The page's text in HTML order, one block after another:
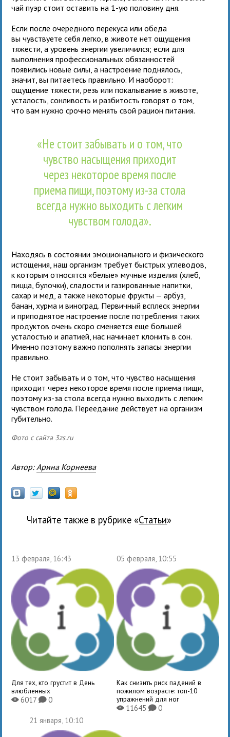
чай пуэр стоит оставить на 1-ую половину дня.
Если после очередного перекуса или обеда
вы чувствуете себя легко, в животе нет ощущения
тяжести, а уровень энергии увеличился; если для
выполнения профессиональных обязанностей
появились новые силы, а настроение поднялось,
значит, вы питаетесь правильно. И наоборот:
ощущение тяжести, резь или покалывание в животе,
усталость, сонливость и разбитость говорят о том,
что вам нужно срочно менять свой рацион питания.
«Не стоит забывать и о том, что
чувство насыщения приходит
через некоторое время после
приема пищи, поэтому из-за стола
всегда нужно выходить с легким
чувством голода».
Находясь в состоянии эмоционального и физического
истощения, наш организм требует быстрых углеводов,
к которым относятся «белые» мучные изделия (хлеб,
пицца, булочки), сладости и газированные напитки,
сахар и мед, а также некоторые фрукты — арбуз,
банан, хурма и виноград. Первичный всплеск энергии
и приподнятое настроение после потребления таких
продуктов очень скоро сменяется еще большей
усталостью и апатией, нас начинает клонить в сон.
Именно поэтому важно пополнять запасы энергии
правильно.
Не стоит забывать и о том, что чувство насыщения
приходит через некоторое время после приема пищи,
поэтому из-за стола всегда нужно выходить с легким
чувством голода. Переедание действует на организм
губительно.
Фото с сайта 3zs.ru
Автор: Арина Корнеева
Читайте также в рубрике « Статьи»
13 февраля, 16:43
Для тех, кто грустит в День
влюбленных
X6017K0
05 февраля, 10:55
Как снизить риск падений в
пожилом возрасте: топ-10
упражнений для ног
X11645 K0
21 января, 10:10